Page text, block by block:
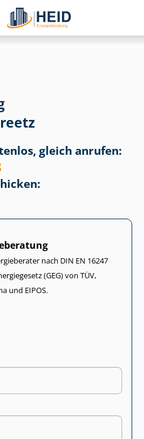
gleich anrufen:
nach DIN EN 16247
(GEG) von TÜV,
und EIPOS.